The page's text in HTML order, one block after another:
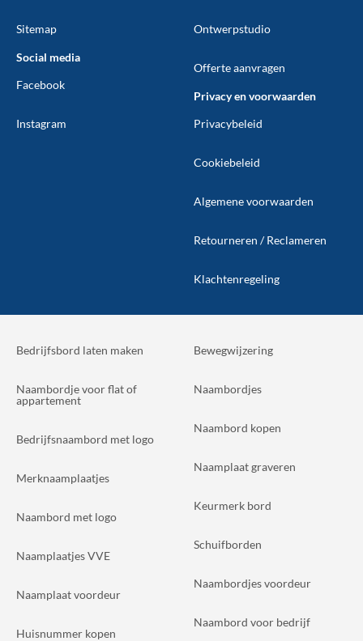
Sitemap
Social media
Facebook
Instagram
Ontwerpstudio
Offerte aanvragen
Privacy en voorwaarden
Privacybeleid
Cookiebeleid
Algemene voorwaarden
Retourneren / Reclameren
Klachtenregeling
Bedrijfsbord laten maken
Naambordje voor flat of
appartement
Bedrijfsnaambord met logo
Merknaamplaatjes
Naambord met logo
Naamplaatjes VVE
Naamplaat voordeur
Huisnummer kopen
Bewegwijzering
Naambordjes
Naambord kopen
Naamplaat graveren
Keurmerk bord
Schuifborden
Naambordjes voordeur
Naambord voor bedrijf